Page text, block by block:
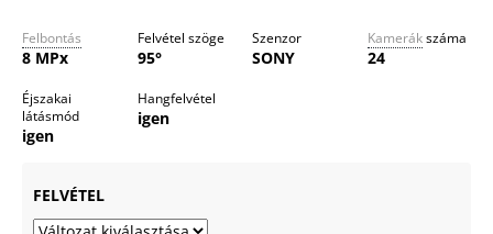
Felbontás
8 MPx
Felvétel szöge
95°
Szenzor
SONY
Kamerákszáma
24
Éjszakai
látásmód
igen
Hangfelvétel
igen
FELVÉTEL